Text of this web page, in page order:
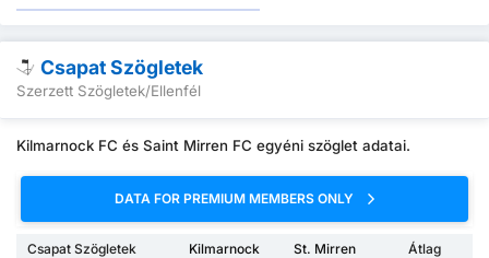
Csapat Szögletek
Szerzett Szögletek/Ellenfél
Kilmarnock FC és Saint Mirren FC egyéni szöglet adatai.
DATA FOR PREMIUM MEMBERS ONLY
Csapat Szögletek Kilmarnock St. Mirren
Átlag